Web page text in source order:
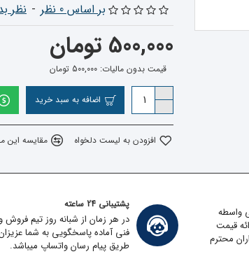
بر اساس 0 نظر - نظر
500,000 تومان
قیمت بدون مالیات: 500,000 تومان
اضافه به سبد خرید
افزودن به لیست دلخواه مقایسه این
واسطه
قیمت
محترم
پشتیبانی 24 ساعته
در هر زمان از شبانه روز تیم فروش و
فنی آماده پاسخگویی به شما
طریق پیام رسان واتساپ میباشد.